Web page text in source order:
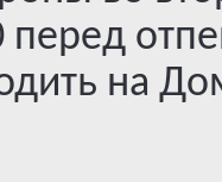
перед
на